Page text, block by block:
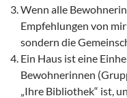
Wenn alle
Empfehlungen von
sondern die
Ein Haus ist eine
Bewohnerinnen
„Ihre Bibliothek“ ist,